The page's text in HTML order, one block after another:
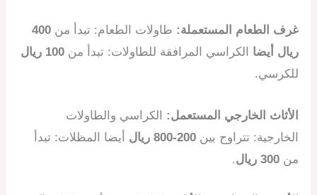
غرف الطعام المستعملة: طاولات الطعام: تبدأ من400
ريال أيضا
الكراسي المرافقة للطاولات: تبدأ من100 ريال
للكرسي.
الأثاث الخارجي المستعمل:
الكراسي والطاولات
الخارجية: تتراوح بين200-800 ريال
أيضا المظلات: تبدأ
من300 ريال .